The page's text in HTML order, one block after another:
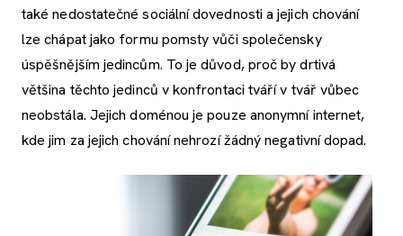
také nedostatečné sociální dovednosti a jejich chování
lze chápat jako formu pomsty vůči společensky
úspěšnějším jedincům. To je důvod, proč by drtivá
většina těchto jedinců v konfrontaci tváří v tvář vůbec
neobstála. Jejich doménou je pouze anonymní internet,
kde jim za jejich chování nehrozí žádný negativní dopad.